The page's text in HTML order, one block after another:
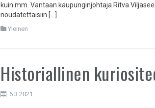
kuin mm. Vantaan kaupunginjohtaja Ritva
noudatettaisiin […]
Yleinen
Historiallinen
6.3.2021